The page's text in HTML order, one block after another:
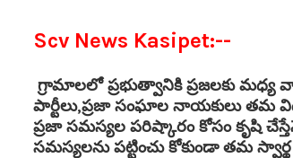
Scv News Kasipet:--
గ్రామాలలో ప్రభుత్వానికి ప్రజలకు
పార్టీలు,ప్రజా సంఘాల నాయకులు తమ
ప్రజా సమస్యల పరిష్కారం కోసం కృషి
సమస్యలను పట్టించు కోకుండా తమ